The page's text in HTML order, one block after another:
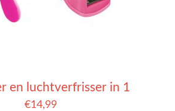
en luchtverfrisser in 1
€14,99